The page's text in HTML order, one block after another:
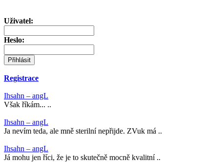
Uživatel:
Heslo:
Registrace
Ihsahn – angL
Však říkám... ..
Ihsahn – angL
Ja nevím teda, ale mně sterilní nepřijde. ZVuk má ..
Ihsahn – angL
Já mohu jen říci, že je to skutečně mocně kvalitní ..